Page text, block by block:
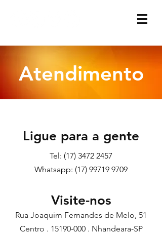
Atendimento
Ligue para a gente
Tel: (17) 3472 2457
Whatsapp: (17) 99719 9709
Visite-nos
Rua Joaquim Fernandes de Melo, 51
Centro . 15190-000. Nhandeara-SP